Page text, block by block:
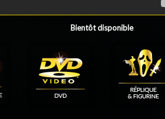
Bientôt disponible